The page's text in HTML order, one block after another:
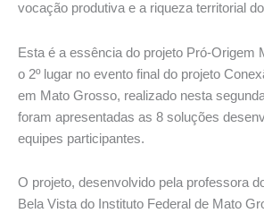
vocação produtiva e a riqueza territorial
Esta é a essência do projeto Pró-Origem
o 2º lugar no evento final do projeto
em Mato Grosso, realizado nesta
foram apresentadas as 8 soluções
equipes participantes.
O projeto, desenvolvido pela professora
Bela Vista do Instituto Federal de Mato